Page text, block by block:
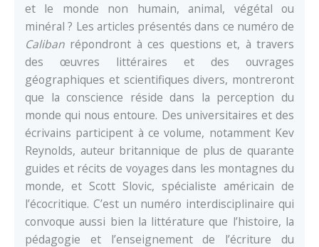
et le monde non humain, animal, végétal ou
minéral ? Les articles présentés dans ce numéro de
Caliban répondront à ces questions et, à travers
des œuvres littéraires et des ouvrages
géographiques et scientifiques divers, montreront
que la conscience réside dans la perception du
monde qui nous entoure. Des universitaires et des
écrivains participent à ce volume, notamment Kev
Reynolds, auteur britannique de plus de quarante
guides et récits de voyages dans les montagnes du
monde, et Scott Slovic, spécialiste américain de
l’écocritique. C’est un numéro interdisciplinaire qui
convoque aussi bien la littérature que l’histoire, la
pédagogie et l’enseignement de l’écriture du